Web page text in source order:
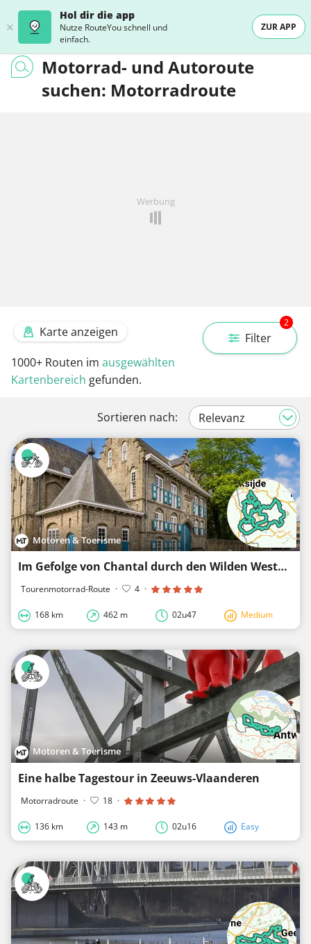
Hol dir die app
Nutze RouteYou schnell und
einfach.
ZUR APP
Motorrad- und Autoroute
suchen: Motorradroute
Werbung
Filter
2
Karte anzeigen
1000+ Routen im ausgewählten
Kartenbereich gefunden.
Sortieren nach:
Motoren & Toerisme
Im Gefolge von Chantal durch den Wilden Westen
Tourenmotorrad-Route · 4 ·
168 km 462 m 02u47 Medium
Motoren & Toerisme
Eine halbe Tagestour in Zeeuws-Vlaanderen
Motorradroute · 18 ·
136 km 143 m 02u16 Easy